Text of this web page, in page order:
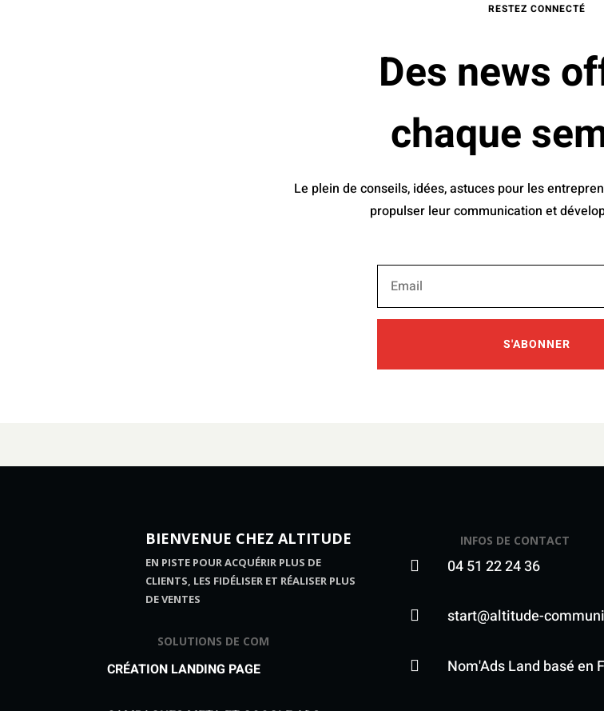
RESTEZ CONNECTÉ
Des news
chaque
Le plein de conseils, idées, astuces pour les
propulser leur communication et
S'ABONNER
BIENVENUE CHEZ ALTITUDE
EN PISTE POUR ACQUÉRIR PLUS DE
CLIENTS, LES FIDÉLISER ET RÉALISER PLUS
DE VENTES
SOLUTIONS DE COM
CRÉATION LANDING PAGE
INFOS DE CONTACT
 04 51 22 24 36
 start@altitude-
 Nom'Ads Land basé en